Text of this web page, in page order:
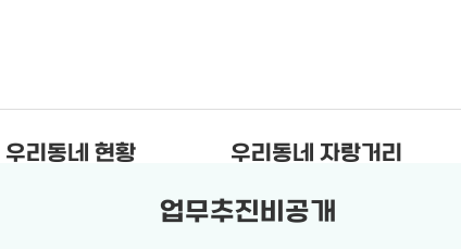
우리동네 현황 우리동네 자랑거리
업무추진비공개